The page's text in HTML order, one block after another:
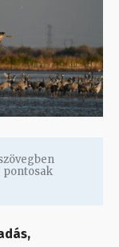
pontosak